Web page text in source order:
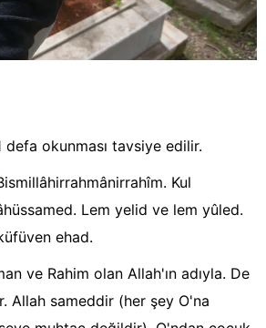
defa okunması tavsiye edilir.
Kul
Lem yelid ve lem yûled.
ehad.
ve Rahim olan Allah'ın adıyla. De
Allah sameddir (her şey O'na